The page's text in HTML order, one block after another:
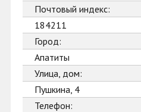
Почтовый индекс:
184211
Город:
Апатиты
Улица, дом:
Пушкина, 4
Телефон: